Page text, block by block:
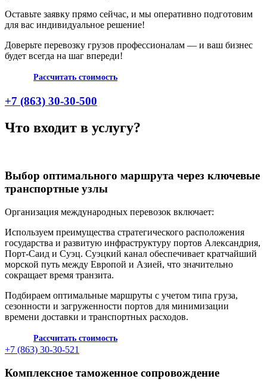
Оставьте заявку прямо сейчас, и мы оперативно подготовим
для вас индивидуальное решение!
Доверьте перевозку грузов профессионалам — и ваш бизнес
будет всегда на шаг впереди!
Рассчитать стоимость
+7 (863) 30-30-500
Что входит в услугу?
Выбор оптимального маршрута через ключевые
транспортные узлы
Организация международных перевозок включает:
Используем преимущества стратегического расположения
государства и развитую инфраструктуру портов Александрия,
Порт-Саид и Суэц. Суэцкий канал обеспечивает кратчайший
морской путь между Европой и Азией, что значительно
сокращает время транзита.
Подбираем оптимальные маршруты с учетом типа груза,
сезонности и загруженности портов для минимизации
времени доставки и транспортных расходов.
Рассчитать стоимость
+7 (863) 30-30-521
Комплексное таможенное сопровождение